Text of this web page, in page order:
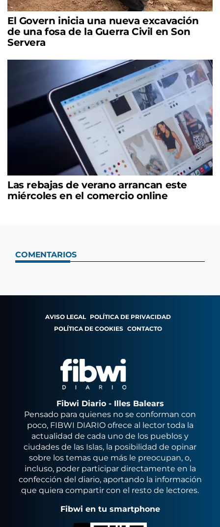
El Govern inicia una nueva excavación
de una fosa de la Guerra Civil en Son
Servera
Las rebajas de verano arrancan este
miércoles en el comercio online
COMENTARIOS
AVISO LEGAL POLÍTICA DE PRIVACIDAD
POLÍTICA DE COOKIES CONTACTO
Fibwi Diario - Illes Balears
Pensado para quienes no se conforman con
poco, FIBWI DIARIO ofrece al lector toda la
actualidad de cada uno de los pueblos y
ciudades de las Islas, la posibilidad de opinar
sobre los temas que más le preocupan, o,
incluso, poder participar directamente en la
confección del diario, aportando la información
que quiera compartir con el resto de lectores.
Fibwi en tu smartphone